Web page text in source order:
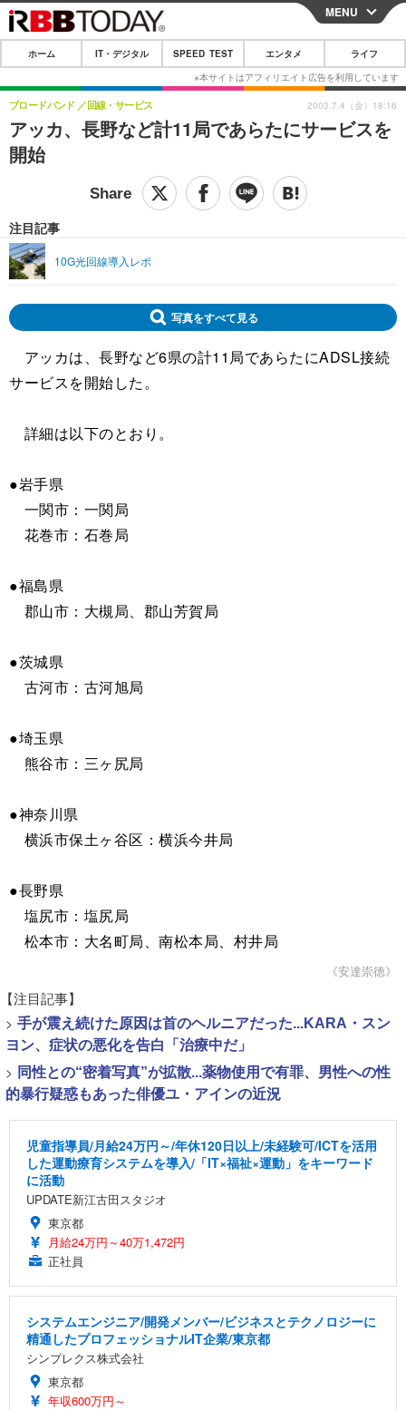
CLOSE
ホーム
IT・デジタル
IT・デジタルTOP スマートフォン
その他
SPEED TEST
映画・ドラマ
ショッピング その他
ライフTOP
リリース一覧
MENU
ホーム IT・デジタル SPEED TEST エンタメ ライフ
アッカ、長野など計11局であらたにサービスを
開始
ブロードバンド 回線・サービス
注目記事
10G光回線導入レポ
2003.7.4（金）18:16
写真をすべて見る
アッカは、長野など6県の計11局であらたにADSL接続
サービスを開始した。
詳細は以下のとおり。
●岩手県
一関市：一関局
花巻市：石巻局
●福島県
郡山市：大槻局、郡山芳賀局
●茨城県
古河市：古河旭局
●埼玉県
熊谷市：三ヶ尻局
●神奈川県
横浜市保土ヶ谷区：横浜今井局
●長野県
塩尻市：塩尻局
松本市：大名町局、南松本局、村井局
《安達崇徳》
【注目記事】
> 手が震え続けた原因は首のヘルニアだった...KARA・スン
ヨン、症状の悪化を告白「治療中だ」
> 同性との“密着写真”が拡散...薬物使用で有罪、男性への性
的暴行疑惑もあった俳優ユ・アインの近況
児童指導員/月給24万円～/年休120日以上/未経験可/ICTを活用
した運動療育システムを導入/「IT×福祉×運動」をキーワード
に活動
UPDATE新江古田スタジオ
東京都
月給24万円～40万1,472円
正社員
システムエンジニア/開発メンバー/ビジネスとテクノロジーに
精通したプロフェッショナルIT企業/東京都
シンプレクス株式会社
東京都
年収600万円～